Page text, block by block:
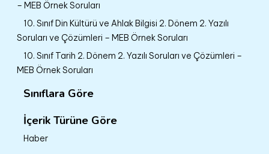
– MEB Örnek Soruları
10. Sınıf Din Kültürü ve Ahlak Bilgisi 2. Dönem 2. Yazılı
Soruları ve Çözümleri – MEB Örnek Soruları
10. Sınıf Tarih 2. Dönem 2. Yazılı Soruları ve Çözümleri –
MEB Örnek Soruları
Sınıflara Göre
İçerik Türüne Göre
Haber